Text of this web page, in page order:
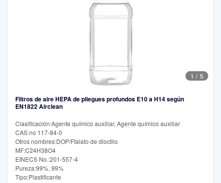
1 / 5
Filtros de aire HEPA de pliegues profundos E10 a H14 según
EN1822 Airclean
Clasificación:Agente químico auxiliar, Agente químico auxiliar
CAS no 117-84-0
Otros nombres:DOP/Ftalato de dioctilo
MF:C24H38O4
EINECS No.:201-557-4
Pureza:99%, 99%
Tipo:Plastificante